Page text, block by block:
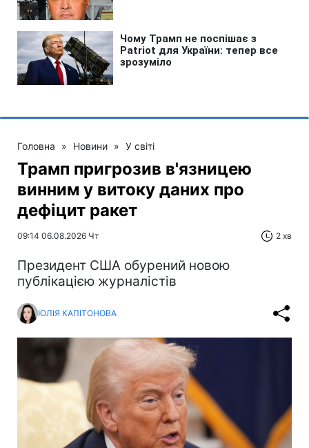
Головна » Новини » У світі
Трамп пригрозив в'язницею
винним у витоку даних про
дефіцит ракет
09:14 06.08.2026 Чт 2 хв
Президент США обурений новою
публікацією журналістів
ЮЛІЯ КАПІТОНОВА